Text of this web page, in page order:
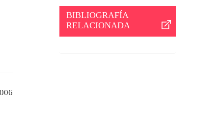
BIBLIOGRAFÍA
RELACIONADA